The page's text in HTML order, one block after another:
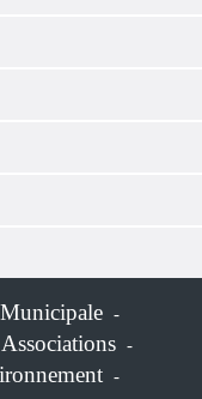
-
Associations -
-